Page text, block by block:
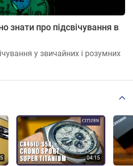
знати про підсвічування в
у звичайних і розумних